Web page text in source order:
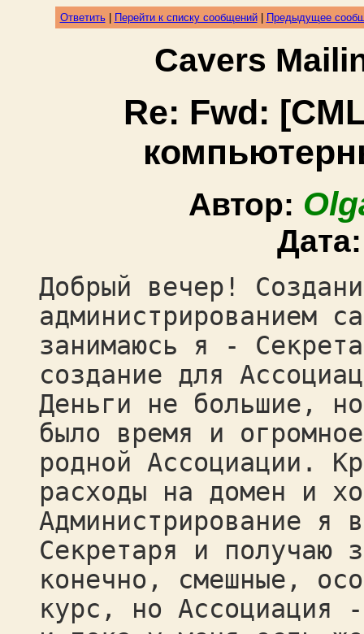
Ответить| Перейти к списку сообщений| Предыдущее
Cavers
Re: Fwd:
Автор:
Добрый вечер!
администрированием
занимаюсь я -
создание для
Деньги не большие,
было время и
родной Ассоциации.
расходы на домен и
Администрирование я
Секретаря и получаю
конечно, смешные,
курс, но Ассоциация -